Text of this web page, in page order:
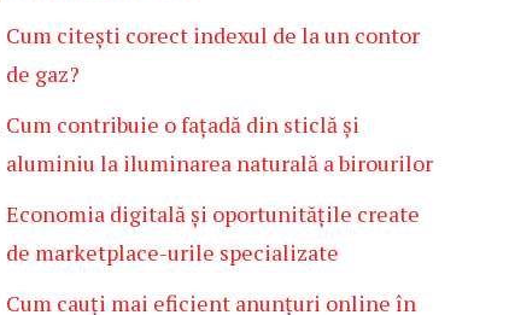
Cum citești corect indexul de la un contor
de gaz?
Cum contribuie o fațadă din sticlă și
aluminiu la iluminarea naturală a birourilor
Economia digitală și oportunitățile create
de marketplace-urile specializate
Cum cauți mai eficient anunțuri online în